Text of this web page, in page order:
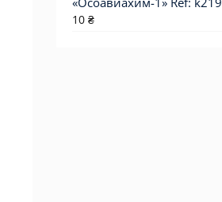
10 ₴